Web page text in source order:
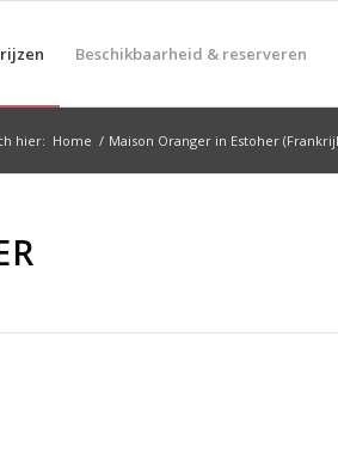
Beschikbaarheid & reserveren
hier: Home / Maison Oranger in Estoher